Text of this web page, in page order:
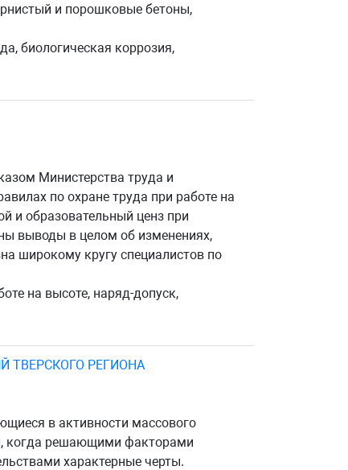
и порошковые бетоны,
биологическая коррозия,
Министерства труда и
по охране труда при работе на
и образовательный ценз при
выводы в целом об изменениях,
широкому кругу специалистов по
на высоте, наряд-допуск,
ТВЕРСКОГО РЕГИОНА
в активности массового
когда решающими факторами
характерные черты.